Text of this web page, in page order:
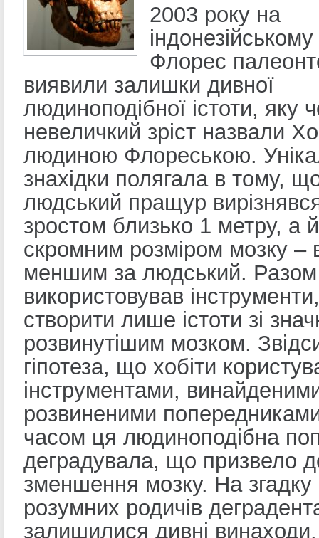
2003 року на
індонезійському
Флорес
виявили залишки дивної
людиноподібної істоти, яку
невеличкий зріст назвали
людиною Флореською.
знахідки полягала в тому,
людський пращур
зростом близько 1 метру, а
скромним розміром мозку –
меншим за людський. Разом
використовував
створити лише істоти зі
розвинутішим мозком.
гіпотеза, що хобіти
інструментами,
розвиненими
часом ця людиноподібна
деградувала, що призвело
зменшення мозку. На згадку
розумних родичів
залишилися дивні винаходи.